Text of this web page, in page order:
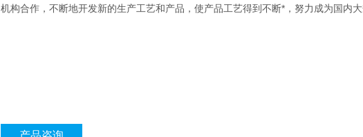
机构合作，不断地开发新的生产工艺和产品，使产品工艺得到不断*，努力成为国内